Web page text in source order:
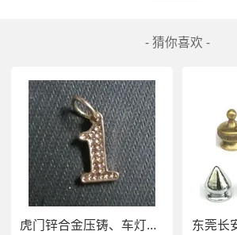
饰。锌合金奖牌、纪念币，代币，游戏
相框、烟灰缸、开瓶器、球叉、球头、
扣、珐琅标牌、工号牌（含压制铭牌、
牌、 射铭牌、PVC铭牌及表面车花铭牌
品、  品、奖品、饰品、挂件等……
- 猜你喜欢 -
虎门锌合金压铸、车灯压铸配件、锌压铸